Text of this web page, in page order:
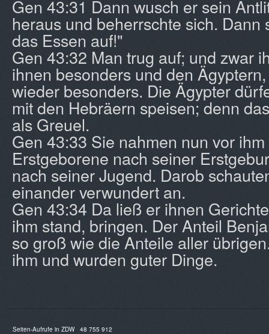
Gen 43:31 Dann wusch er sein
heraus und beherrschte sich. Dann
das Essen auf!"
Gen 43:32 Man trug auf; und zwar
ihnen besonders und den
wieder besonders. Die Ägypter
mit den Hebräern speisen; denn
als Greuel.
Gen 43:33 Sie nahmen nun vor
Erstgeborene nach seiner
nach seiner Jugend. Darob
einander verwundert an.
Gen 43:34 Da ließ er ihnen
ihm stand, bringen. Der Anteil
so groß wie die Anteile aller
ihm und wurden guter Dinge.
Seiten-Aufrufe in ZDW 48 755 912